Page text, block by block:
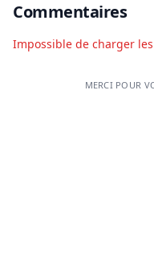
Commentaires
Impossible de charger
MERCI POUR